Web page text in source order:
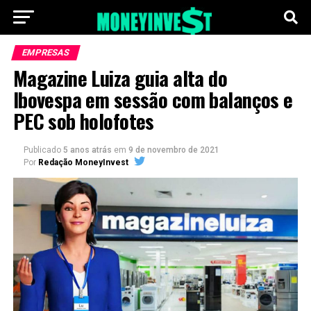
EMPRESAS
Magazine Luiza guia alta do
Ibovespa em sessão com balanços e
PEC sob holofotes
Publicado 5 anos atrás em 9 de novembro de 2021
Por Redação MoneyInvest